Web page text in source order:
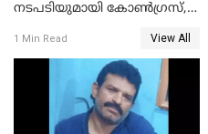
നടപടിയുമായി കോണ്‍ഗ്രസ്,
എട്ട് പേര്‍ ഉള്‍പ്പെടെ
പത്തുപേരെ പുറത്താക്കി,
ചൊവ്വന്നൂരിലും നടപടി
1 Min Read View All